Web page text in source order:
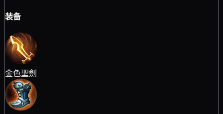
装备
金色聖劍